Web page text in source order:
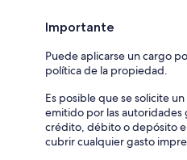
Importante
Puede aplicarse un cargo
política de la propiedad.
Es posible que se solicite
emitido por las
crédito, débito o depósito
cubrir cualquier gasto